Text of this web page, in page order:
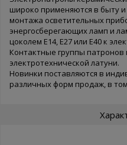
широко применяются в быту и
монтажа осветительных
энергосберегающих ламп и
цоколем Е14, Е27 или Е40 к
Контактные группы
электротехнической латуни.
Новинки поставляются в
различных форм продаж, в том